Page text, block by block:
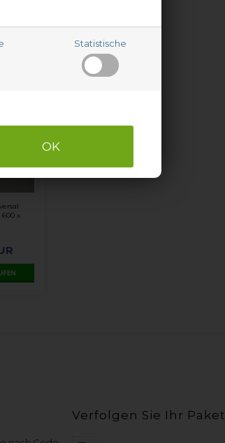
Statistische
x
Verfolgen Sie Ihr Paket